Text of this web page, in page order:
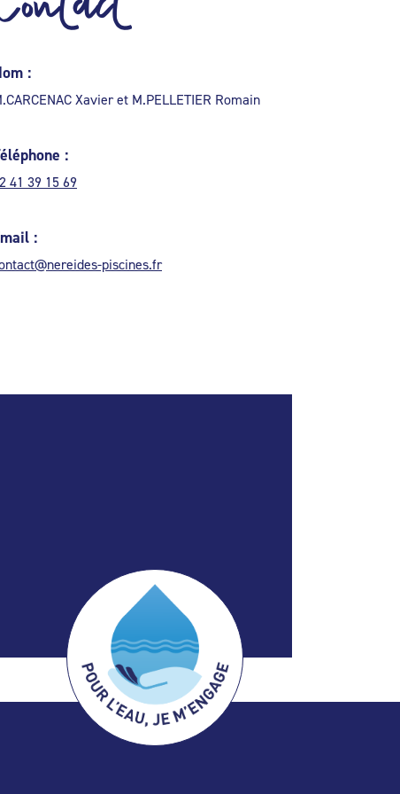
:
Xavier et M.PELLETIER Romain
:
41 39 15 69
:
piscines.fr